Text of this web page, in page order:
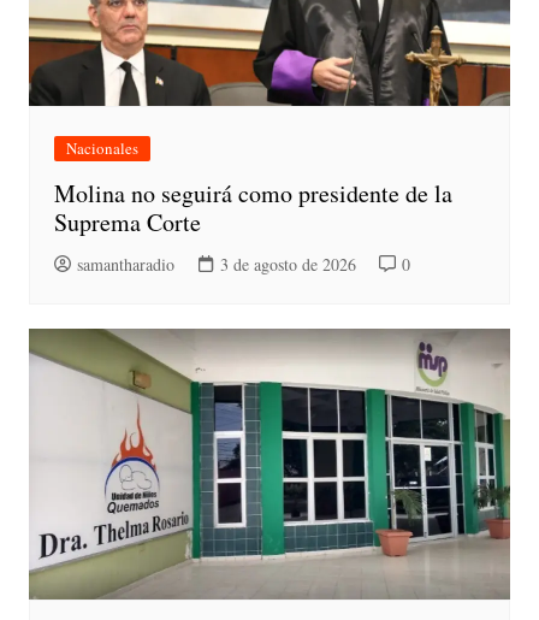
Nacionales
Molina no seguirá como presidente de la
Suprema Corte
samantharadio 3 de agosto de 2026 0